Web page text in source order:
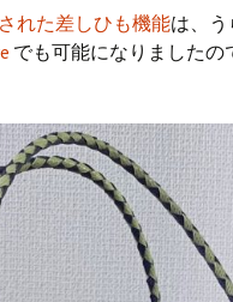
手動イン
初回起動
て
れた差しひも機能は、
でも可能になりましたの